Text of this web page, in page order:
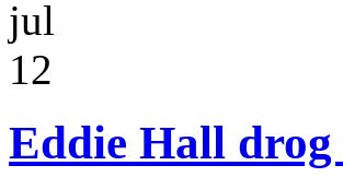
jul
12
Eddie Hall